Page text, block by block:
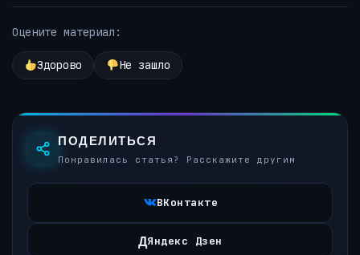
Оцените материал:
Здорово Не зашло
ПОДЕЛИТЬСЯ
Понравилась статья? Расскажите другим
ВКонтакте
ДЯндекс Дзен